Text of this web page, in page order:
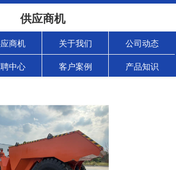
供应商机
商机 关于我们 公司动态
中心 客户案例 产品知识